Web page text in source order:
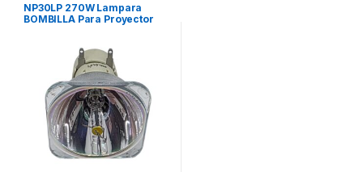
NP30LP 270W Lampara
BOMBILLA Para Proyector